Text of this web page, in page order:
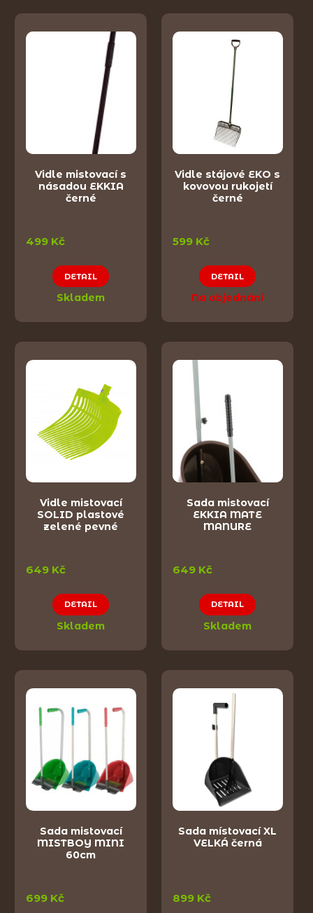
Vidle mistovací s
násadou EKKIA
černé
499 Kč
DETAIL
Skladem
Vidle stájové EKO s
kovovou rukojetí
černé
599 Kč
DETAIL
Na objednání
Vidle mistovací
SOLID plastové
zelené pevné
649 Kč
DETAIL
Skladem
Sada mistovací
EKKIA MATE
MANURE
649 Kč
DETAIL
Skladem
Sada mistovací
MISTBOY MINI
60cm
699 Kč
Sada místovací XL
VELKÁ černá
899 Kč